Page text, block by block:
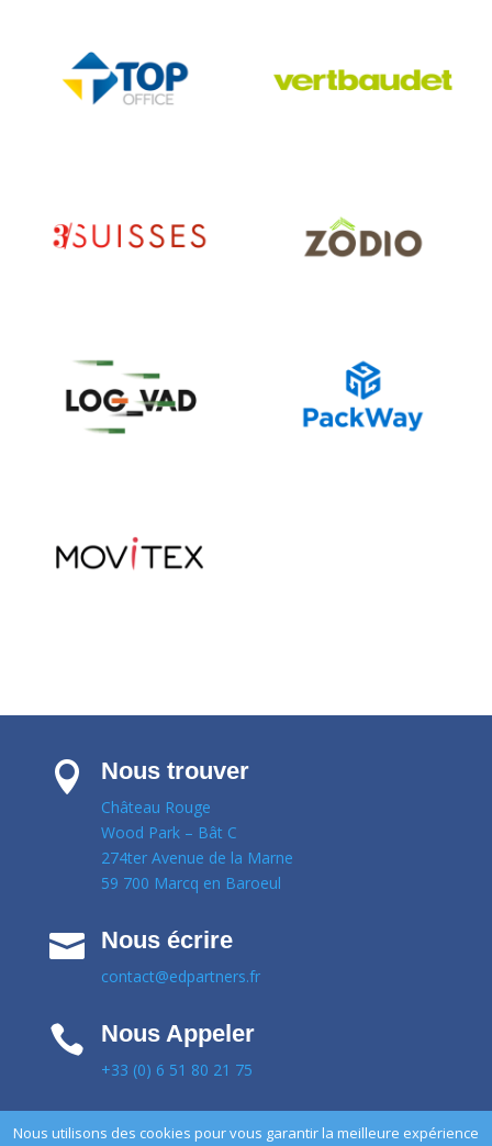
 Nous trouver
Château Rouge
Wood Park – Bât C
274ter Avenue de la Marne
59 700 Marcq en Baroeul
 Nous écrire
contact@edpartners.fr
 Nous Appeler
+33 (0) 6 51 80 21 75
Nous utilisons des cookies pour vous garantir la meilleure expérience